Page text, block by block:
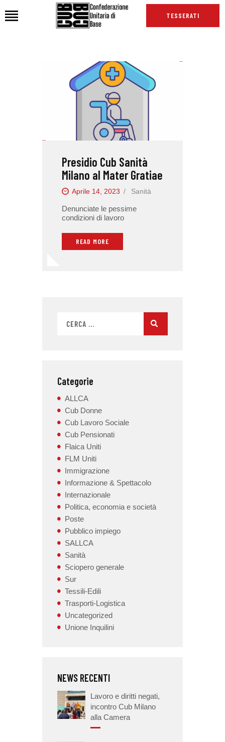
TESSERATI
CHI SIAMO
PODCAST CUB
INTERNAZIONALE
RASSEGNA STAMPA
Presidio Cub Sanità
Milano al Mater Gratiae
Aprile 14, 2023 Sanità
Denunciate le pessime
condizioni di lavoro
READ MORE
Categorie
ALLCA
Cub Donne
Cub Lavoro Sociale
Cub Pensionati
Flaica Uniti
FLM Uniti
Immigrazione
Informazione & Spettacolo
Internazionale
Politica, economia e società
Poste
Pubblico impiego
SALLCA
Sanità
Sciopero generale
Sur
Tessili-Edili
Trasporti-Logistica
Uncategorized
Unione Inquilini
NEWS RECENTI
Lavoro e diritti negati,
incontro Cub Milano
alla Camera